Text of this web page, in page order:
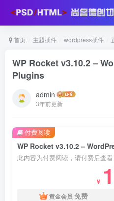
首页 主题插件 wordpress插件
WP Rocket v3.10.2 –
Plugins
admin
3年前更新
WP Rocket v3.10.2 –
此内容为付费阅读，请付费后查看
￥
黄金会员 免费
付费阅读